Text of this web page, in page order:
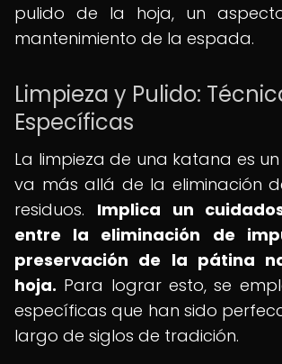
pulido de la hoja, un
mantenimiento de la espada.
Limpieza y Pulido:
Específicas
La limpieza de una katana es
va más allá de la eliminación
residuos. Implica un
entre la eliminación de
preservación de la pátina
hoja. Para lograr esto, se
específicas que han sido
largo de siglos de tradición.